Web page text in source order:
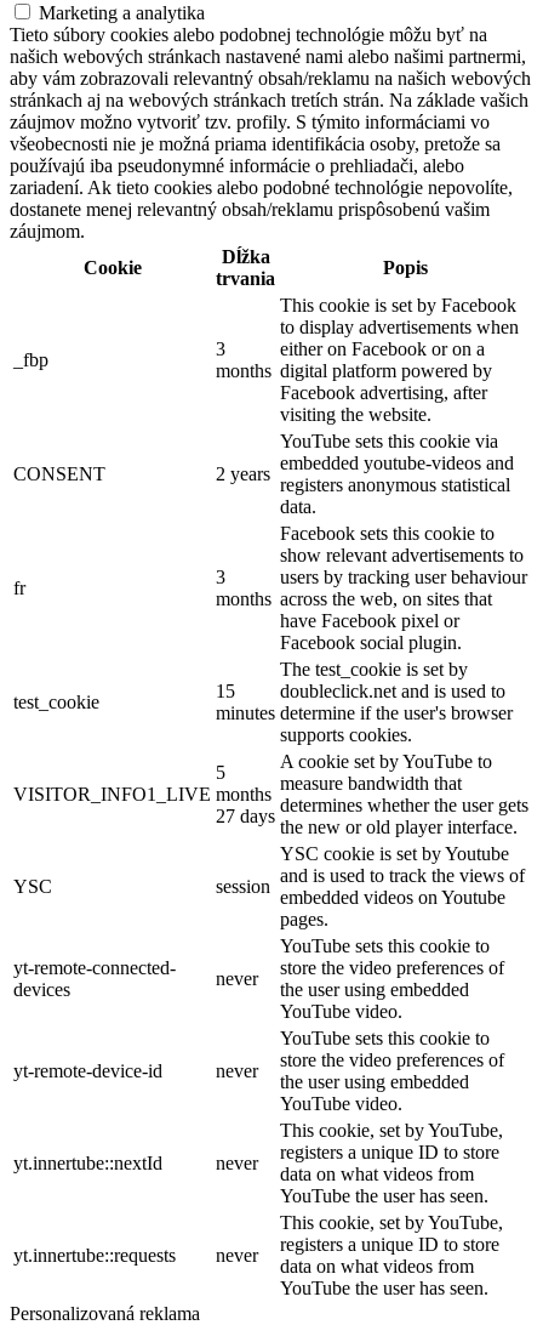
Marketing a analytika
Tieto súbory cookies alebo podobnej technológie môžu byť na
našich webových stránkach nastavené nami alebo našimi partnermi,
aby vám zobrazovali relevantný obsah/reklamu na našich webových
stránkach aj na webových stránkach tretích strán. Na základe vašich
záujmov možno vytvoriť tzv. profily. S týmito informáciami vo
všeobecnosti nie je možná priama identifikácia osoby, pretože sa
používajú iba pseudonymné informácie o prehliadači, alebo
zariadení. Ak tieto cookies alebo podobné technológie nepovolíte,
dostanete menej relevantný obsah/reklamu prispôsobenú vašim
záujmom.
Cookie
Dĺžka
trvania
Popis
_fbp
3
months
This cookie is set by Facebook
to display advertisements when
either on Facebook or on a
digital platform powered by
Facebook advertising, after
visiting the website.
CONSENT 2 years
YouTube sets this cookie via
embedded youtube-videos and
registers anonymous statistical
data.
fr
3
months
Facebook sets this cookie to
show relevant advertisements to
users by tracking user behaviour
across the web, on sites that
have Facebook pixel or
Facebook social plugin.
test_cookie
15
minutes
The test_cookie is set by
doubleclick.net and is used to
determine if the user's browser
supports cookies.
VISITOR_INFO1_LIVE
5
months
27 days
A cookie set by YouTube to
measure bandwidth that
determines whether the user gets
the new or old player interface.
YSC session
YSC cookie is set by Youtube
and is used to track the views of
embedded videos on Youtube
pages.
yt-remote-connected-
devices
never
YouTube sets this cookie to
store the video preferences of
the user using embedded
YouTube video.
yt-remote-device-id never
YouTube sets this cookie to
store the video preferences of
the user using embedded
YouTube video.
yt.innertube::nextId never
This cookie, set by YouTube,
registers a unique ID to store
data on what videos from
YouTube the user has seen.
yt.innertube::requests never
This cookie, set by YouTube,
registers a unique ID to store
data on what videos from
YouTube the user has seen.
Personalizovaná reklama